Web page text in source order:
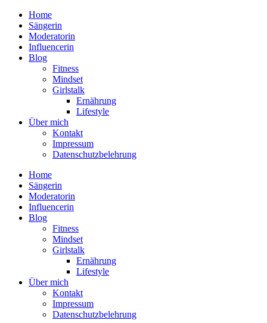
Home
Sängerin
Moderatorin
Influencerin
Blog
Fitness
Mindset
Girlstalk
Ernährung
Lifestyle
Über mich
Kontakt
Impressum
Datenschutzbelehrung
Home
Sängerin
Moderatorin
Influencerin
Blog
Fitness
Mindset
Girlstalk
Ernährung
Lifestyle
Über mich
Kontakt
Impressum
Datenschutzbelehrung